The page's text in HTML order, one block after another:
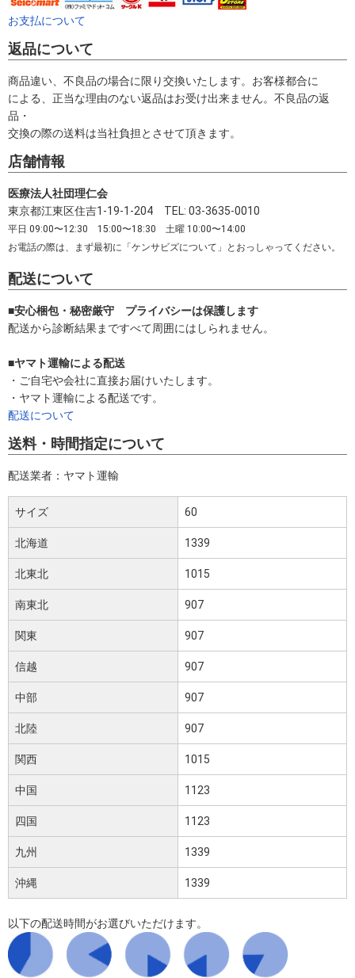
お支払について
返品について
商品違い、不良品の場合に限り交換いたします。お客様都合に
による、正当な理由のない返品はお受け出来ません。不良品の返
品・
交換の際の送料は当社負担とさせて頂きます。
店舗情報
医療法人社団理仁会
東京都江東区住吉1-19-1-204 TEL: 03-3635-0010
平日 09:00〜12:30 15:00〜18:30 土曜 10:00〜14:00
お電話の際は、まず最初に「ケンサビズについて」とおっしゃってください。
配送について
■安心梱包・秘密厳守 プライバシーは保護します
配送から診断結果まですべて周囲にはしられません。
■ヤマト運輸による配送
・ご自宅や会社に直接お届けいたします。
・ヤマト運輸による配送です。
配送について
送料・時間指定について
配送業者：ヤマト運輸
サイズ
北海道
北東北
南東北
関東
信越
中部
北陸
関西
中国
四国
九州
沖縄
60
1339
1015
907
907
907
907
907
1015
1123
1123
1339
1339
以下の配送時間がお選びいただけます。